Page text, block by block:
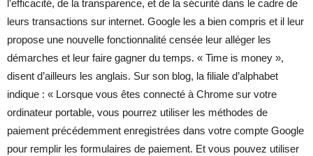
l’efficacité, de la transparence, et de la sécurité dans le cadre de
leurs transactions sur internet. Google les a bien compris et il leur
propose une nouvelle fonctionnalité censée leur alléger les
démarches et leur faire gagner du temps. « Time is money »,
disent d’ailleurs les anglais. Sur son blog, la filiale d’alphabet
indique : « Lorsque vous êtes connecté à Chrome sur votre
ordinateur portable, vous pourrez utiliser les méthodes de
paiement précédemment enregistrées dans votre compte Google
pour remplir les formulaires de paiement. Et vous pouvez utiliser